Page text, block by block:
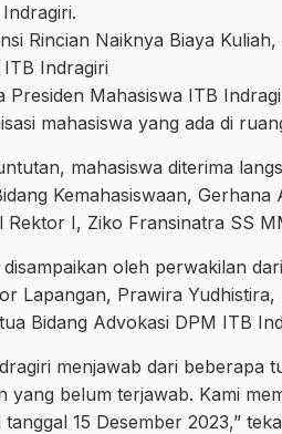
Rincian Naiknya Biaya
Indragiri
Mahasiswa ITB
mahasiswa yang ada di
mahasiswa diterima
Kemahasiswaan,
Rektor I, Ziko Fransinatra SS
oleh perwakilan
Lapangan, Prawira
Bidang Advokasi DPM ITB
menjawab dari beberapa
yang belum terjawab. Kami
15 Desember 2023,”